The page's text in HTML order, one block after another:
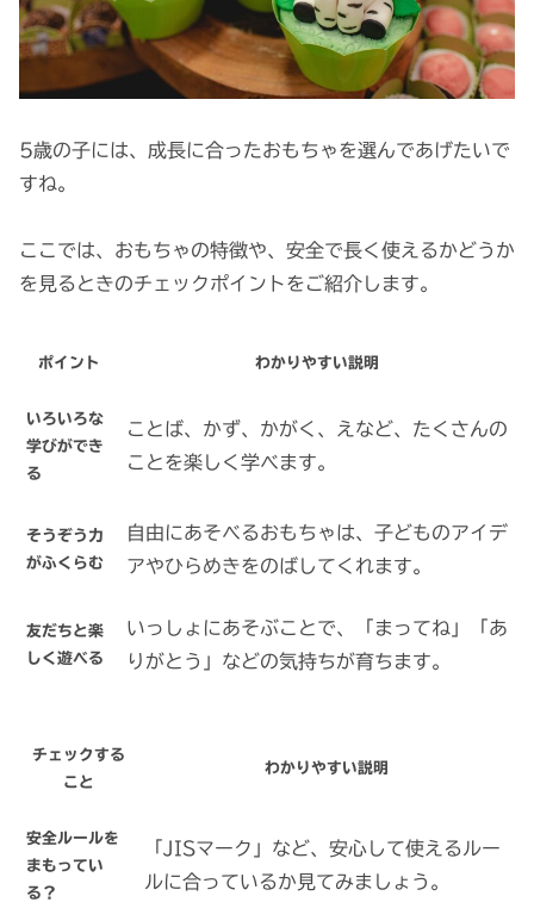
5歳の子には、成長に合ったおもちゃを選んであげたいで
すね。
ここでは、おもちゃの特徴や、安全で長く使えるかどうか
を見るときのチェックポイントをご紹介します。
ポイント わかりやすい説明
いろいろな
学びができ
る
ことば、かず、かがく、えなど、たくさんの
ことを楽しく学べます。
そうぞう力
がふくらむ
自由にあそべるおもちゃは、子どものアイデ
アやひらめきをのばしてくれます。
友だちと楽
しく遊べる
いっしょにあそぶことで、「まってね」「あ
りがとう」などの気持ちが育ちます。
チェックする
こと
わかりやすい説明
安全ルールを
まもってい
る？
「JISマーク」など、安心して使えるルー
ルに合っているか見てみましょう。